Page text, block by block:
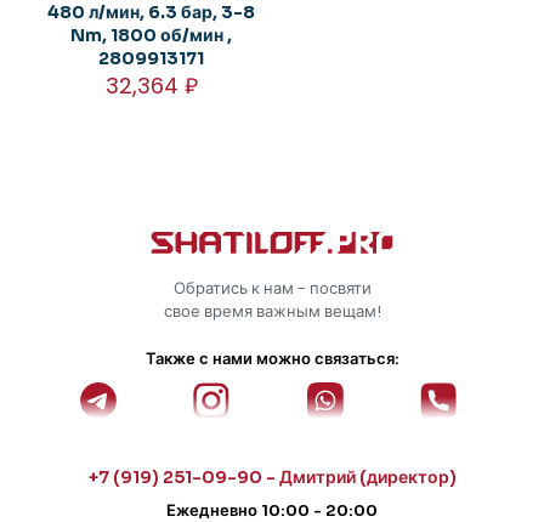
480 л/мин, 6.3 бар, 3-8
Nm, 1800 об/мин ,
2809913171
32,364 ₽
Обратись к нам - посвяти
свое время важным вещам!
Также с нами можно связаться:
+7 (919) 251-09-90 - Дмитрий (директор)
Ежедневно 10:00 - 20:00